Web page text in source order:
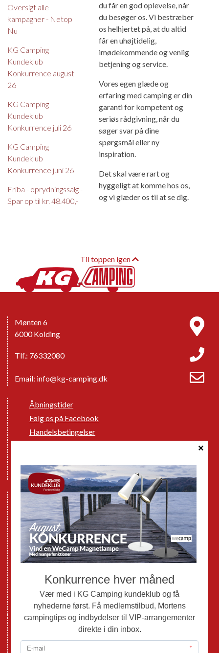
Oversigt alle
kampagner - Netop
Nu
KG Camping
Kundeklub
Konkurrence august
26
KG Camping
Kundeklub
Konkurrence juli 26
KG Camping
Kundeklub
Konkurrence juni 26
Eriba - oprydningssalg -
Spar op til kr. 48.400,-
du får en god oplevelse, når
du besøger os. Vi bestræber
os helhjertet på, at du altid
får en uhøjtidelig,
imødekommende og venlig
betjening og service.
Vores egen glæde og
erfaring med camping er din
garanti for kompetent og
seriøs rådgivning, når du
søger svar på dine
spørgsmål eller ny
inspiration.
Det skal være rart og
hyggeligt at komme hos os,
og vi glæder os til at se dig.
Til toppen igen
Mønten 6
6000 Kolding
Tlf.: 76332080
Email: info@kg-camping.dk
Åbningstider
Følg os på Facebook
Handelsbetingelser
GPDR - Optagelse af foto og video
Nye Campingvogne
Nye Autocampere og Vans
Brugte Campingvogne
Brugte Autocampere og Vans
Webshop
Mortens Campingtips
KG Camping Kundeklub
Nyheder
Adria
Adria Autocampere